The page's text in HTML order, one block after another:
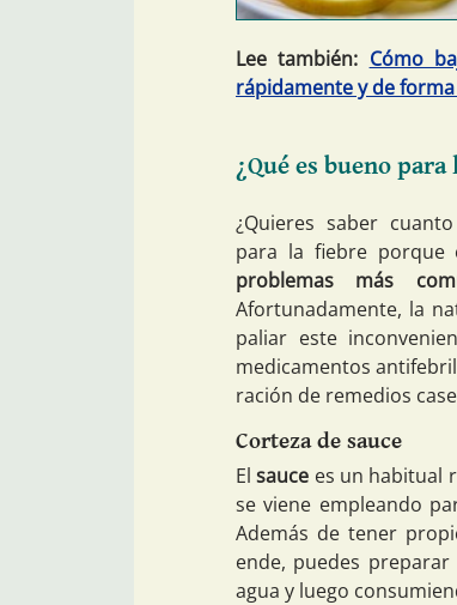
Lee también: Cómo
rápidamente y de
¿Qué es bueno para
¿Quieres saber
para la fiebre porque
problemas más
Afortunadamente, la
paliar este
medicamentos
ración de remedios
Corteza de sauce
Elsauce es un habitual
se viene empleando
Además de tener
ende, puedes
agua y luego